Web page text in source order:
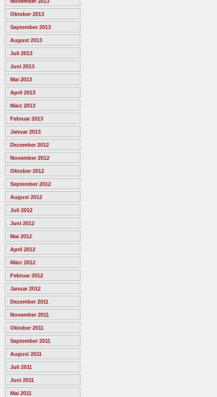
November 2013
Oktober 2013
September 2013
August 2013
Juli 2013
Juni 2013
Mai 2013
April 2013
März 2013
Februar 2013
Januar 2013
Dezember 2012
November 2012
Oktober 2012
September 2012
August 2012
Juli 2012
Juni 2012
Mai 2012
April 2012
März 2012
Februar 2012
Januar 2012
Dezember 2011
November 2011
Oktober 2011
September 2011
August 2011
Juli 2011
Juni 2011
Mai 2011